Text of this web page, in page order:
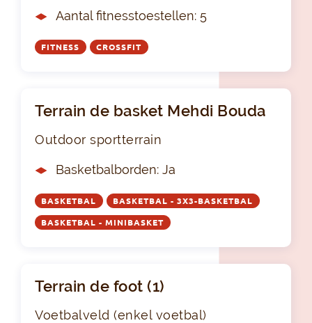
Aantal fitnesstoestellen: 5
FITNESS CROSSFIT
Terrain de basket Mehdi Bouda
Outdoor sportterrain
Basketbalborden: Ja
BASKETBAL BASKETBAL - 3X3-BASKETBAL
BASKETBAL - MINIBASKET
Terrain de foot (1)
Voetbalveld (enkel voetbal)